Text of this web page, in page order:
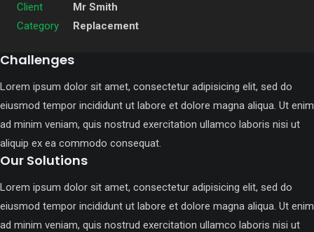
Client
Mr Smith
Category
Replacement
Challenges
Lorem ipsum dolor sit amet, consectetur adipisicing elit, sed do
eiusmod tempor incididunt ut labore et dolore magna aliqua. Ut enim
ad minim veniam, quis nostrud exercitation ullamco laboris nisi ut
aliquip ex ea commodo consequat.
Our Solutions
Lorem ipsum dolor sit amet, consectetur adipisicing elit, sed do
eiusmod tempor incididunt ut labore et dolore magna aliqua. Ut enim
ad minim veniam, quis nostrud exercitation ullamco laboris nisi ut